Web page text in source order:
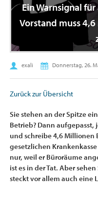
Ein Warnsignal
Vorstand muss
exali Donnerstag, 26.
Zurück zur Übersicht
Sie stehen an der Spitze
Betrieb? Dann aufgepasst,
und schreibe 4,6 Millionen
gesetzlichen
nur, weil er Büroräume
ist es in der Tat. Aber
steckt vor allem auch eine